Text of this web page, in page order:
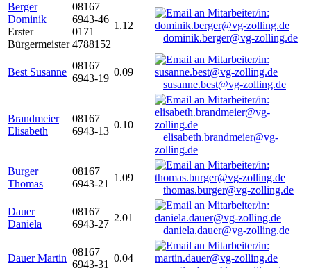
Berger
Dominik
Erster
Bürgermeister
08167
6943-46
0171
4788152
1.12
dominik.berger@vg-zolling.de
Best Susanne
08167
6943-19
0.09
susanne.best@vg-zolling.de
Brandmeier
Elisabeth
08167
6943-13
0.10
elisabeth.brandmeier@vg-
zolling.de
Burger
Thomas
08167
6943-21
1.09
thomas.burger@vg-zolling.de
Dauer
Daniela
08167
6943-27
2.01
daniela.dauer@vg-zolling.de
Dauer Martin
08167
6943-31
0.04